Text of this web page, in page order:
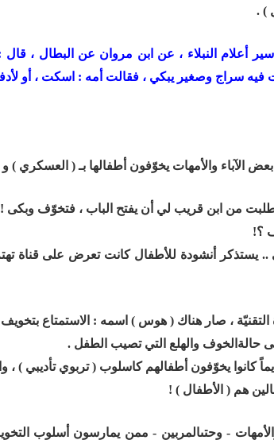
) .
أعلام النبلاء ، عن ابن مروان عن البطال ، قال :
فيه سراج وصغير يبكي ، فقالت أمه : اسكت ، أو
الآباء والأمهات يخوّفون أطفالها بـ ( العسكري )
من ابن قريب لي أن يفتح الباب ، فتخوّف وبكى !
؟!
يستذكر أنشودة للأطفال كانت تعرض على قناة
التقنيّة ، صار هناك ( هوس ) اسمه : الاستمتاع
حالةالخوف والهلع التي تصيب الطفل .
كانوا يخوّفون أطفالهم كاسلوب ( تربوي تأديبي
هم ( الأطفال ) !
- وحتىالمربين - ممن يمارسون أسلوب